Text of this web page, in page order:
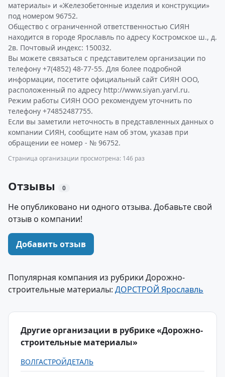
материалы» и «Железобетонные изделия и конструкции»
под номером 96752.
Общество с ограниченной ответственностью СИЯН
находится в городе Ярославль по адресу Костромское ш., д.
2в. Почтовый индекс: 150032.
Вы можете связаться с представителем организации по
телефону +7(4852) 48-77-55. Для более подробной
информации, посетите официальный сайт СИЯН ООО,
расположенный по адресу http://www.siyan.yarvl.ru.
Режим работы СИЯН ООО рекомендуем уточнить по
телефону +74852487755.
Если вы заметили неточность в представленных данных о
компании СИЯН, сообщите нам об этом, указав при
обращении ее номер - № 96752.
Страница организации просмотрена: 146 раз
Отзывы 0
Не опубликовано ни одного отзыва. Добавьте свой
отзыв о компании!
Добавить отзыв
Популярная компания из рубрики Дорожно-
строительные материалы: ДОРСТРОЙ Ярославль
Другие организации в рубрике «Дорожно-
строительные материалы»
ВОЛГАСТРОЙДЕТАЛЬ